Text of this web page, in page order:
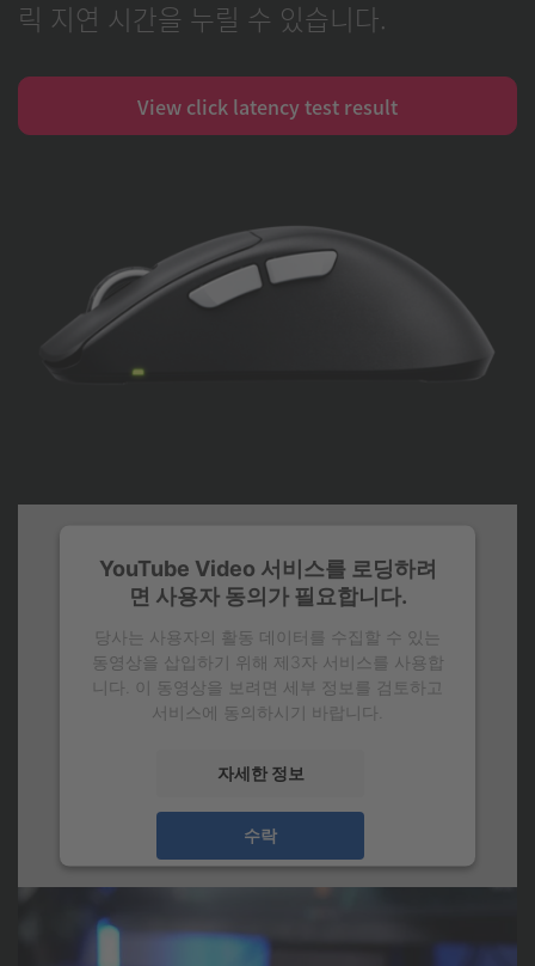
릭 지연 시간을 누릴 수 있습니다.
View click latency test result
YouTube Video 서비스를 로딩하려
면 사용자 동의가 필요합니다.
당사는 사용자의 활동 데이터를 수집할 수 있는
동영상을 삽입하기 위해 제3자 서비스를 사용합
니다. 이 동영상을 보려면 세부 정보를 검토하고
서비스에 동의하시기 바랍니다.
자세한 정보
수락